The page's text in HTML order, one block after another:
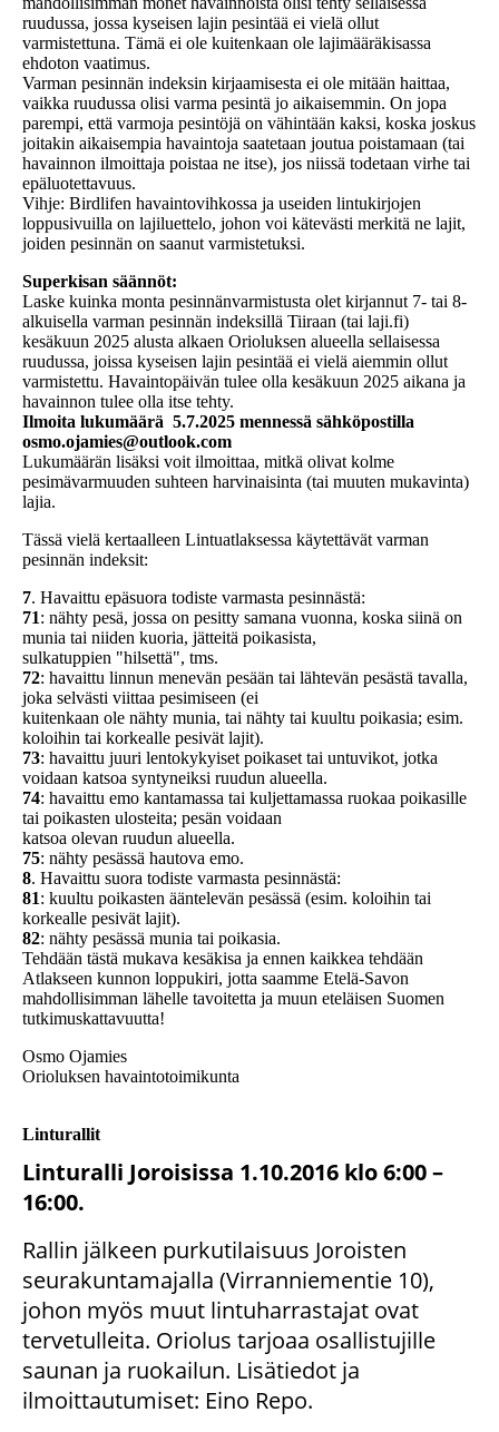
ruudussa, jossa kyseisen lajin pesintää ei vielä ollut
varmistettuna. Tämä ei ole kuitenkaan ole lajimääräkisassa
ehdoton vaatimus.
Varman pesinnän indeksin kirjaamisesta ei ole mitään haittaa,
vaikka ruudussa olisi varma pesintä jo aikaisemmin. On jopa
parempi, että varmoja pesintöjä on vähintään kaksi, koska joskus
joitakin aikaisempia havaintoja saatetaan joutua poistamaan (tai
havainnon ilmoittaja poistaa ne itse), jos niissä todetaan virhe tai
epäluotettavuus.
Vihje: Birdlifen havaintovihkossa ja useiden lintukirjojen
loppusivuilla on lajiluettelo, johon voi kätevästi merkitä ne lajit,
joiden pesinnän on saanut varmistetuksi.
Superkisan säännöt:
Laske kuinka monta pesinnänvarmistusta olet kirjannut 7- tai 8-
alkuisella varman pesinnän indeksillä Tiiraan (tai laji.fi)
kesäkuun 2025 alusta alkaen Orioluksen alueella sellaisessa
ruudussa, joissa kyseisen lajin pesintää ei vielä aiemmin ollut
varmistettu. Havaintopäivän tulee olla kesäkuun 2025 aikana ja
havainnon tulee olla itse tehty.
Ilmoita lukumäärä 5.7.2025 mennessä sähköpostilla
osmo.ojamies@outlook.com
Lukumäärän lisäksi voit ilmoittaa, mitkä olivat kolme
pesimävarmuuden suhteen harvinaisinta (tai muuten mukavinta)
lajia.
Tässä vielä kertaalleen Lintuatlaksessa käytettävät varman
pesinnän indeksit:
7. Havaittu epäsuora todiste varmasta pesinnästä:
71: nähty pesä, jossa on pesitty samana vuonna, koska siinä on
munia tai niiden kuoria, jätteitä poikasista,
sulkatuppien "hilsettä", tms.
72: havaittu linnun menevän pesään tai lähtevän pesästä tavalla,
joka selvästi viittaa pesimiseen (ei
kuitenkaan ole nähty munia, tai nähty tai kuultu poikasia; esim.
koloihin tai korkealle pesivät lajit).
73: havaittu juuri lentokykyiset poikaset tai untuvikot, jotka
voidaan katsoa syntyneiksi ruudun alueella.
74: havaittu emo kantamassa tai kuljettamassa ruokaa poikasille
tai poikasten ulosteita; pesän voidaan
katsoa olevan ruudun alueella.
75: nähty pesässä hautova emo.
8. Havaittu suora todiste varmasta pesinnästä:
81: kuultu poikasten ääntelevän pesässä (esim. koloihin tai
korkealle pesivät lajit).
82: nähty pesässä munia tai poikasia.
Tehdään tästä mukava kesäkisa ja ennen kaikkea tehdään
Atlakseen kunnon loppukiri, jotta saamme Etelä-Savon
mahdollisimman lähelle tavoitetta ja muun eteläisen Suomen
tutkimuskattavuutta!
Osmo Ojamies
Orioluksen havaintotoimikunta
Linturallit
Linturalli Joroisissa 1.10.2016 klo 6:00 –
16:00.
Rallin jälkeen purkutilaisuus Joroisten
seurakuntamajalla (Virranniementie 10),
johon myös muut lintuharrastajat ovat
tervetulleita. Oriolus tarjoaa osallistujille
saunan ja ruokailun. Lisätiedot ja
ilmoittautumiset: Eino Repo.